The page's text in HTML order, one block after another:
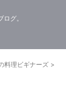
グ。
料理ビギナーズ >